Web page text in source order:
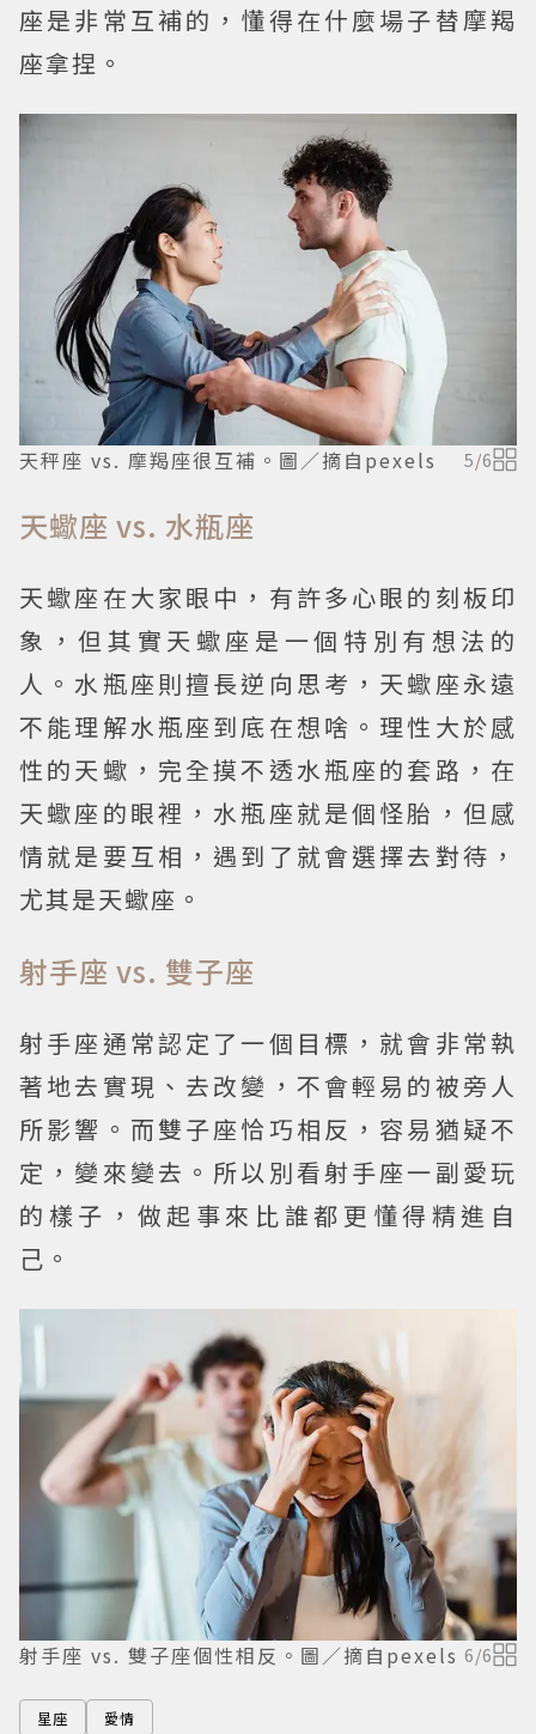
座是非常互補的，懂得在什麼場子替摩羯
座拿捏。
天秤座 vs. 摩羯座很互補。圖／摘自pexels 5/6
天蠍座 vs. 水瓶座
天蠍座在大家眼中，有許多心眼的刻板印
象，但其實天蠍座是一個特別有想法的
人。水瓶座則擅長逆向思考，天蠍座永遠
不能理解水瓶座到底在想啥。理性大於感
性的天蠍，完全摸不透水瓶座的套路，在
天蠍座的眼裡，水瓶座就是個怪胎，但感
情就是要互相，遇到了就會選擇去對待，
尤其是天蠍座。
射手座 vs. 雙子座
射手座通常認定了一個目標，就會非常執
著地去實現、去改變，不會輕易的被旁人
所影響。而雙子座恰巧相反，容易猶疑不
定，變來變去。所以別看射手座一副愛玩
的樣子，做起事來比誰都更懂得精進自
己。
射手座 vs. 雙子座個性相反。圖／摘自pexels 6/6
星座 愛情